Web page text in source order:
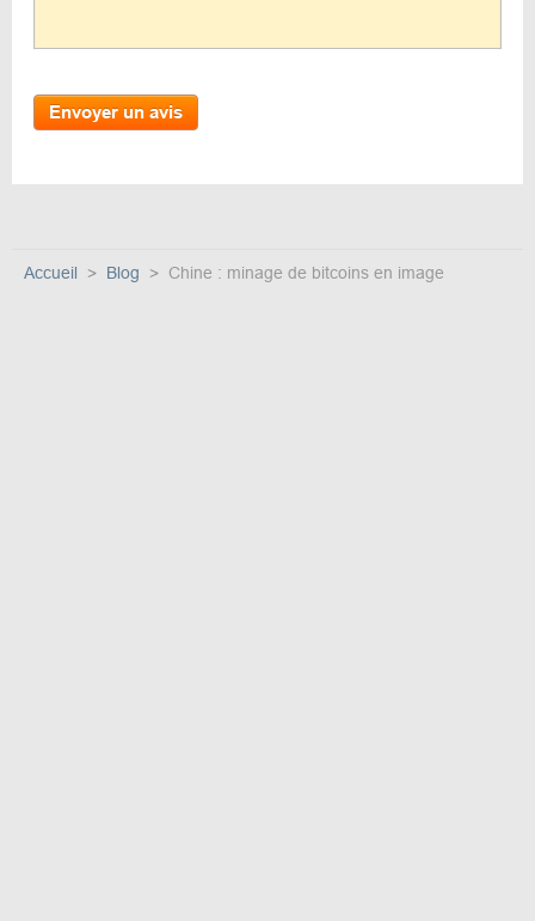
Envoyer un avis
Accueil Blog Chine : minage de bitcoins en image